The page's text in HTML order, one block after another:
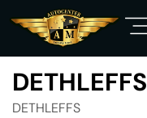
DETHLEFFS
DETHLEFFS